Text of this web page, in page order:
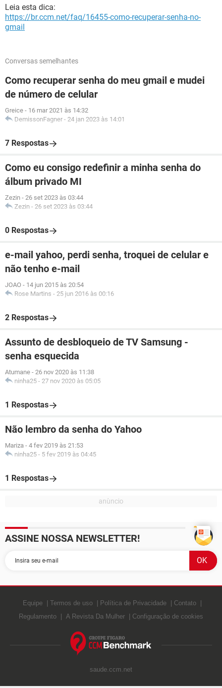
Leia esta dica:
https://br.ccm.net/faq/16455-como-recuperar-senha-no-
gmail
Conversas semelhantes
Como recuperar senha do meu gmail e mudei
de número de celular
Greice - 16 mar 2021 às 14:32
DemissonFagner - 24 jan 2023 às 14:01
7 Respostas
Como eu consigo redefinir a minha senha do
álbum privado MI
Zezin - 26 set 2023 às 03:44
Zezin - 26 set 2023 às 03:44
0 Respostas
e-mail yahoo, perdi senha, troquei de celular e
não tenho e-mail
JOAO - 14 jun 2015 às 20:54
Rose Martins - 25 jun 2016 às 00:16
2 Respostas
Assunto de desbloqueio de TV Samsung -
senha esquecida
Atumane - 26 nov 2020 às 11:38
ninha25 - 27 nov 2020 às 05:05
1 Respostas
Não lembro da senha do Yahoo
Mariza - 4 fev 2019 às 21:53
ninha25 - 5 fev 2019 às 04:45
1 Respostas
ASSINE NOSSA NEWSLETTER!
Equipe Termos de uso Política de Privacidade
Contato
Regulamento
A Revista Da Mulher Configuração de cookies
saude.ccm.net